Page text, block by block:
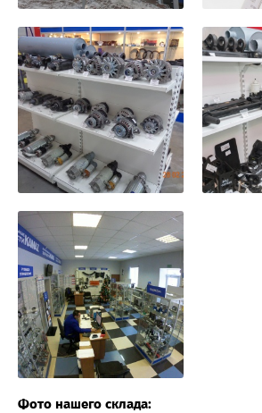
Фото нашего склада: